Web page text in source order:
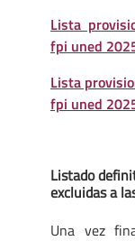
Lista
fpi uned
Lista
fpi uned
Listado
excluidas a
Una vez